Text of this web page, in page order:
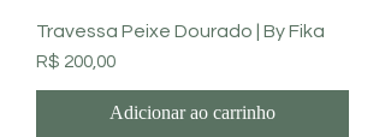
Travessa Peixe Dourado | By Fika
Preço
R$ 200,00
Adicionar ao carrinho